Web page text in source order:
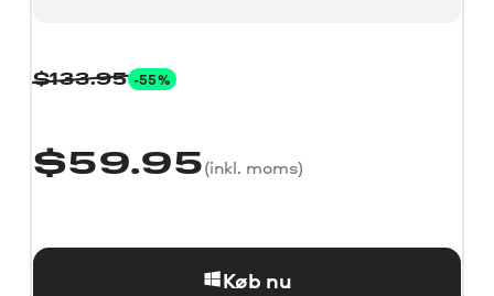
$133.95 -55%
$59.95(inkl. moms)
Køb nu